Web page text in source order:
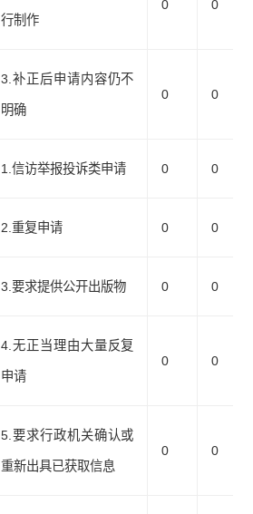
行制作
0 0
3.补正后申请内容仍不
明确
0 0
1.信访举报投诉类申请 0 0
2.重复申请 0 0
3.要求提供公开出版物 0 0
4.无正当理由大量反复
申请
0 0
5.要求行政机关确认或
重新出具已获取信息
0 0